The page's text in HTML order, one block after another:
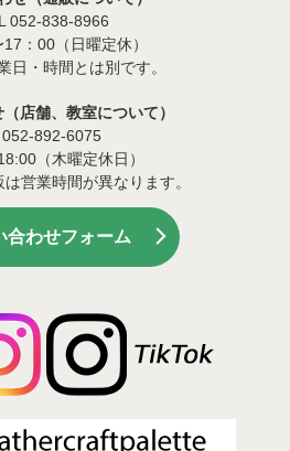
052-838-8966
：00（日曜定休）
日・時間とは別です。
店舗、教室について）
052-892-6075
（木曜定休日）
営業時間が異なります。
合わせフォーム